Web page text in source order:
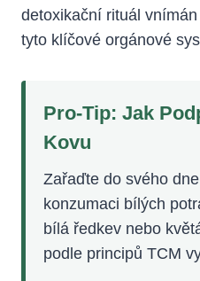
detoxikační rituál
tyto klíčové orgánové
Pro-Tip: Jak
Kovu
Zařaďte do svého
konzumaci bílých
bílá ředkev nebo
podle principů TCM